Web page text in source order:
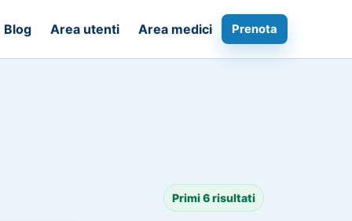
Blog Area utenti Area medici Prenota
Primi 6 risultati